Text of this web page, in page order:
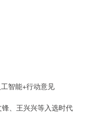
智能+行动意见
、王兴兴等入选时代